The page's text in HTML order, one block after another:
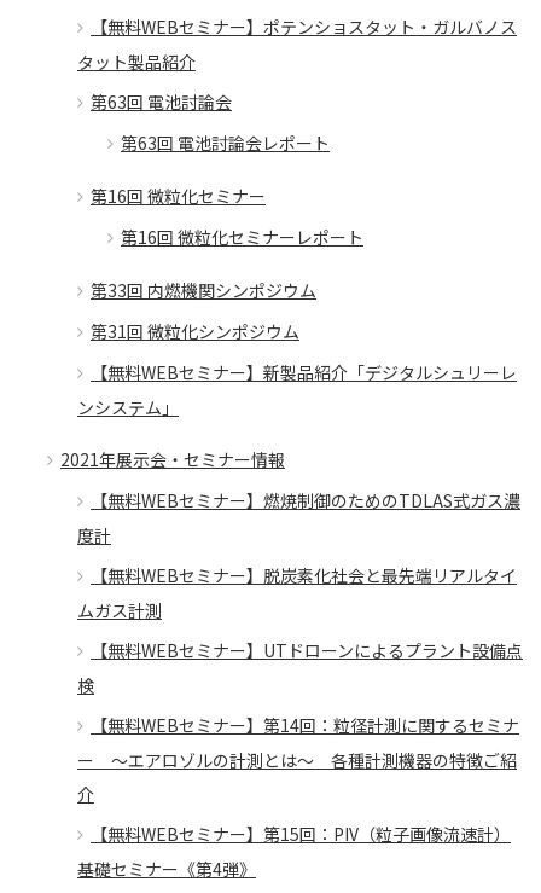
【無料WEBセミナー】ポテンショスタット・ガルバノス
タット製品紹介
第63回 電池討論会
第63回 電池討論会レポート
第16回 微粒化セミナー
第16回 微粒化セミナーレポート
第33回 内燃機関シンポジウム
第31回 微粒化シンポジウム
【無料WEBセミナー】新製品紹介「デジタルシュリーレ
ンシステム」
2021年展示会・セミナー情報
【無料WEBセミナー】燃焼制御のためのTDLAS式ガス濃
度計
【無料WEBセミナー】脱炭素化社会と最先端リアルタイ
ムガス計測
【無料WEBセミナー】UTドローンによるプラント設備点
検
【無料WEBセミナー】第14回：粒径計測に関するセミナ
ー ～エアロゾルの計測とは〜 各種計測機器の特徴ご紹
介
【無料WEBセミナー】第15回：PIV（粒子画像流速計）
基礎セミナー《第4弾》